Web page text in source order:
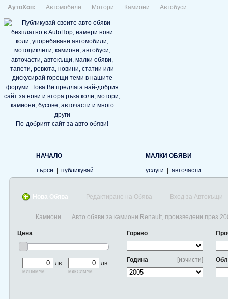
АутоХоп: Автомобили Мотори Камиони Автобуси
По-добрият сайт за авто обяви!
НАЧАЛО
търси
публикувай
МАЛКИ ОБЯВИ
услуги
авточасти
Нова Обява Редактиране на Обява Вход за Автокъщи
Камиони Авто обяви за камиони Renault, произведени през
Цена
лв.
минимум
лв.
максимум
Гориво
[изчисти]
Година